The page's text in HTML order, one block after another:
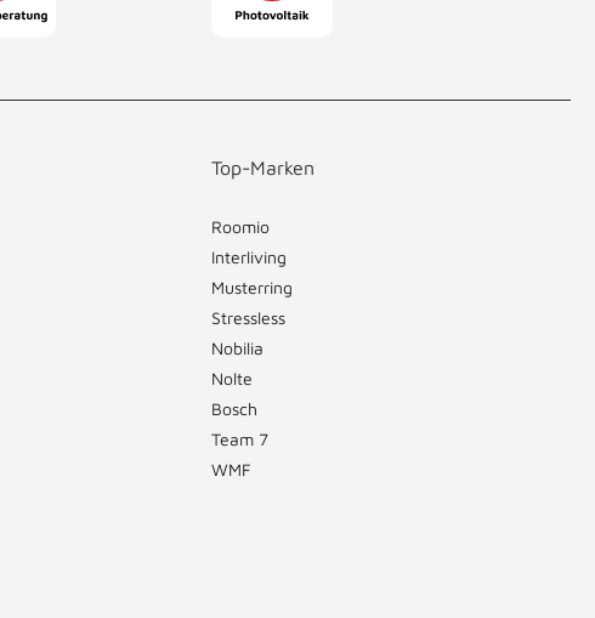
Top-Marken
Roomio
Interliving
Musterring
Stressless
Nobilia
Nolte
Bosch
Team 7
WMF